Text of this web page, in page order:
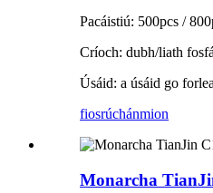
Pacáistiú: 500pcs /
Críoch: dubh/liath
Úsáid: a úsáid go
fiosrúchánmion
Monarcha